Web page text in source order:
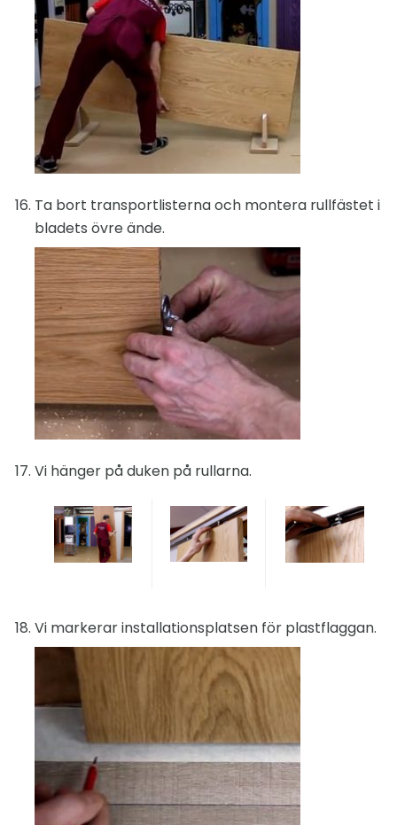
Ta bort transportlisterna och montera rullfästet i
bladets övre ände.
Vi hänger på duken på rullarna.
Vi markerar installationsplatsen för plastflaggan.